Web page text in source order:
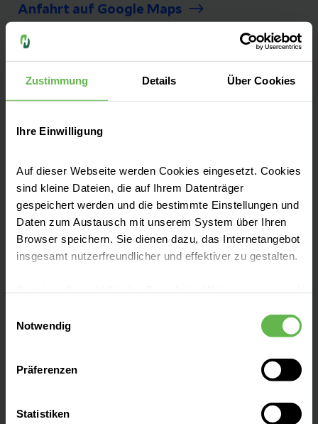
Zustimmung Details Über Cookies
Ihre Einwilligung
Auf dieser Webseite werden Cookies eingesetzt. Cookies
sind kleine Dateien, die auf Ihrem Datenträger
gespeichert werden und die bestimmte Einstellungen und
Daten zum Austausch mit unserem System über Ihren
Browser speichern. Sie dienen dazu, das Internetangebot
insgesamt nutzerfreundlicher und effektiver zu gestalten.
eingesetzt werden.
Es steht Ihnen frei, unsere Seite mit nur den notwendigen
Cookies zu benutzen, eine individuelle Auswahl
oder durch Auswahl von „Alle Cookies akzeptieren“ in die
Notwendig
Präferenzen
Statistiken
Anfahrt auf Google Maps
Tel:
E-Mail senden
Seit 1380 kümmern wir uns mit viel
Einfühlungsvermögen, Herzblut,
Leidenschaft und neuesten medizinischen
Erkenntnissen um die Bürgerinnen und
Bürger der Region.
Aufnahme & Besucher